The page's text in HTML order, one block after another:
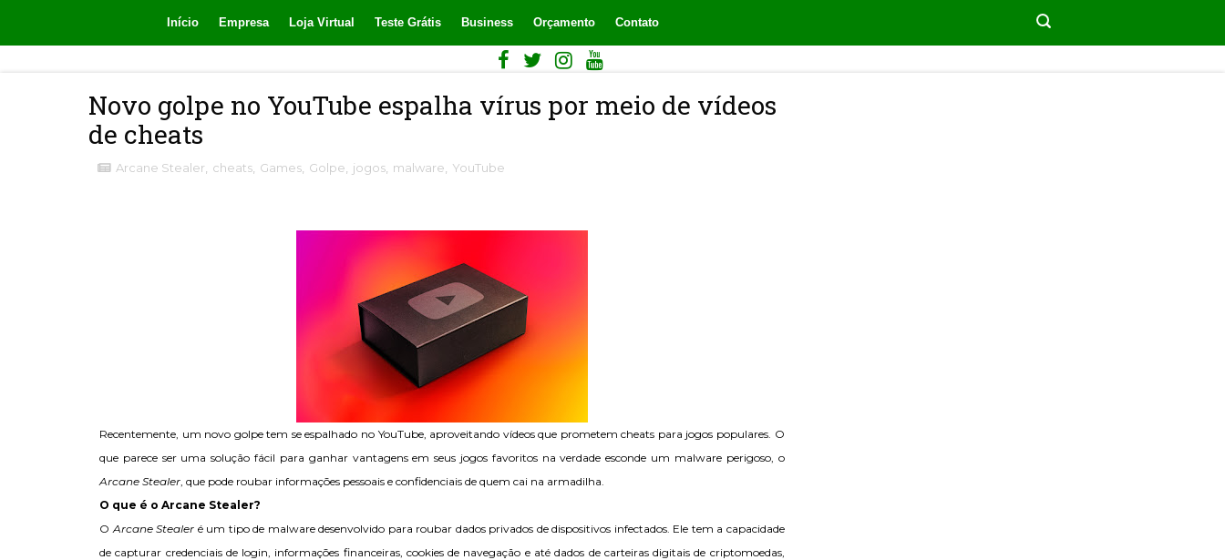
Início Empresa Loja Virtual Teste Grátis Business Orçamento Contato
Novo golpe no YouTube espalha vírus por meio de vídeos
de cheats
Arcane Stealer cheats Games Golpe jogos malware YouTube
Recentemente, um novo golpe tem se espalhado no YouTube, aproveitando vídeos que prometem cheats para jogos populares. O
que parece ser uma solução fácil para ganhar vantagens em seus jogos favoritos na verdade esconde um malware perigoso, o
Arcane Stealer, que pode roubar informações pessoais e confidenciais de quem cai na armadilha.
O que é o Arcane Stealer?
OArcane Stealer é um tipo de malware desenvolvido para roubar dados privados de dispositivos infectados. Ele tem a capacidade
de capturar credenciais de login, informações financeiras, cookies de navegação e até dados de carteiras digitais de criptomoedas,